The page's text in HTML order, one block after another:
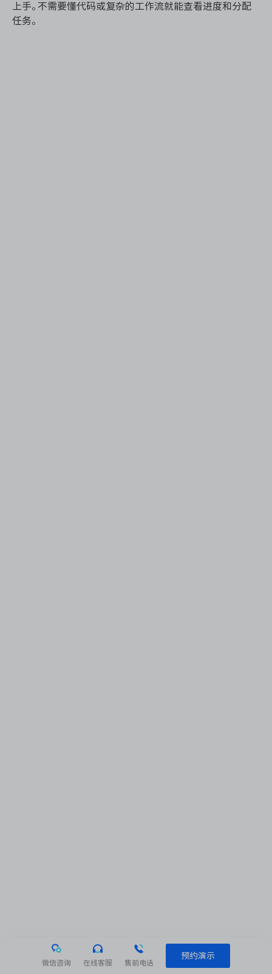
上手。不需要懂代码或复杂的工作流就能查看进度和分配
任务。
微信咨询 在线客服 售前电话
预约演示